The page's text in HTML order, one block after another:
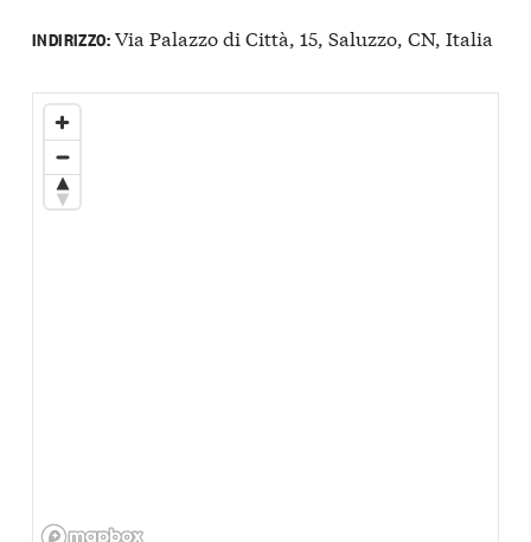
INDIRIZZO:Via Palazzo di Città, 15, Saluzzo, CN, Italia